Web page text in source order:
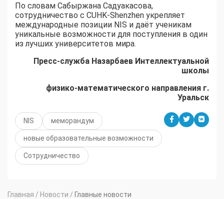
По словам Сабыржана Садуакасова,
сотрудничество с CUHK-Shenzhen укрепляет
международные позиции NIS и даёт ученикам
уникальные возможности для поступления в один
из лучших университетов мира.
Пресс-служба Назарбаев Интеллектуальной
школы
физико-математического направления г.
Уральск
NIS меморандум
новые образовательные возможности
Сотрудничество
Главная / Новости / Главные новости